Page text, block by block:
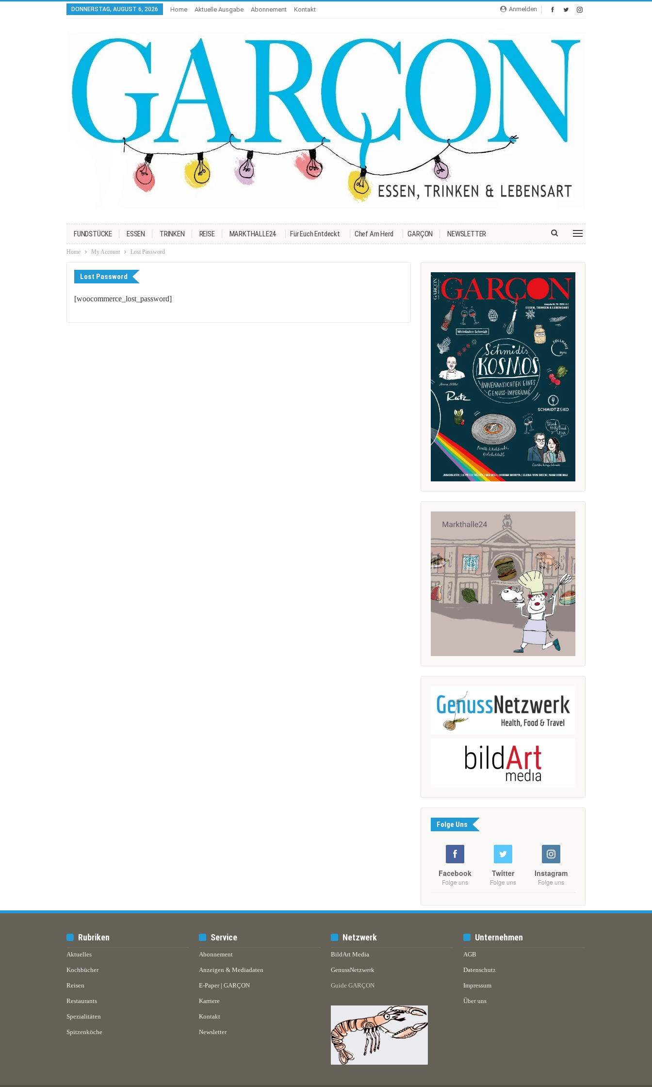
Anmelden
DONNERSTAG, AUGUST 6, 2026 Home Aktuelle Ausgabe Abonnement Kontakt
FUNDSTÜCKE ESSEN TRINKEN REISE MARKTHALLE24 Für Euch Entdeckt Chef Am Herd GARÇON NEWSLETTER
Home My Account Lost Password
Lost Password
[woocommerce_lost_password]
Folge Uns
Facebook
Folge uns
Twitter
Folge uns
Instagram
Folge uns
Rubriken
Aktuelles
Kochbücher
Reisen
Restaurants
Spezialitäten
Spitzenköche
Service
Abonnement
Anzeigen & Mediadaten
E-Paper | GARÇON
Karriere
Kontakt
Newsletter
Netzwerk
BildArt Media
GenussNetzwerk
Guide GARÇON
Unternehmen
AGB
Datenschutz
Impressum
Über uns